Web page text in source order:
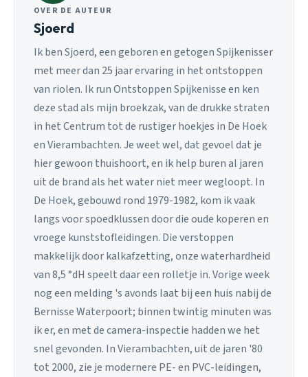
OVER DE AUTEUR
Sjoerd
Ik ben Sjoerd, een geboren en getogen Spijkenisser
met meer dan 25 jaar ervaring in het ontstoppen
van riolen. Ik run Ontstoppen Spijkenisse en ken
deze stad als mijn broekzak, van de drukke straten
in het Centrum tot de rustiger hoekjes in De Hoek
en Vierambachten. Je weet wel, dat gevoel dat je
hier gewoon thuishoort, en ik help buren al jaren
uit de brand als het water niet meer wegloopt. In
De Hoek, gebouwd rond 1979-1982, kom ik vaak
langs voor spoedklussen door die oude koperen en
vroege kunststofleidingen. Die verstoppen
makkelijk door kalkafzetting, onze waterhardheid
van 8,5 °dH speelt daar een rolletje in. Vorige week
nog een melding 's avonds laat bij een huis nabij de
Bernisse Waterpoort; binnen twintig minuten was
ik er, en met de camera-inspectie hadden we het
snel gevonden. In Vierambachten, uit de jaren '80
tot 2000, zie je modernere PE- en PVC-leidingen,